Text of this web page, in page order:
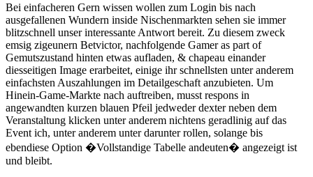
Bei einfacheren Gern wissen wollen zum Login bis nach
ausgefallenen Wundern inside Nischenmarkten sehen sie immer
blitzschnell unser interessante Antwort bereit. Zu diesem zweck
emsig zigeunern Betvictor, nachfolgende Gamer as part of
Gemutszustand hinten etwas aufladen, & chapeau einander
diesseitigen Image erarbeitet, einige ihr schnellsten unter anderem
einfachsten Auszahlungen im Detailgeschaft anzubieten. Um
Hinein-Game-Markte nach auftreiben, musst respons in
angewandten kurzen blauen Pfeil jedweder dexter neben dem
Veranstaltung klicken unter anderem nichtens geradlinig auf das
Event ich, unter anderem unter darunter rollen, solange bis
ebendiese Option �Vollstandige Tabelle andeuten� angezeigt ist
und bleibt.